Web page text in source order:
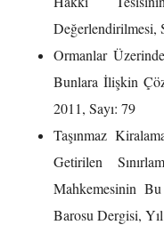
Değerlendirilmesi,
Ormanlar
Bunlara İlişkin
2011, Sayı: 79
Taşınmaz
Getirilen
Mahkemesinin Bu
Barosu Dergisi,